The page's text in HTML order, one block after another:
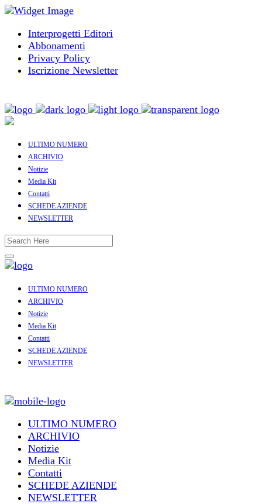
Interprogetti Editori
Abbonamenti
Privacy Policy
Iscrizione Newsletter
ULTIMO NUMERO
ARCHIVIO
Notizie
Media Kit
Contatti
SCHEDE AZIENDE
NEWSLETTER
ULTIMO NUMERO
ARCHIVIO
Notizie
Media Kit
Contatti
SCHEDE AZIENDE
NEWSLETTER
ULTIMO NUMERO
ARCHIVIO
Notizie
Media Kit
Contatti
SCHEDE AZIENDE
NEWSLETTER